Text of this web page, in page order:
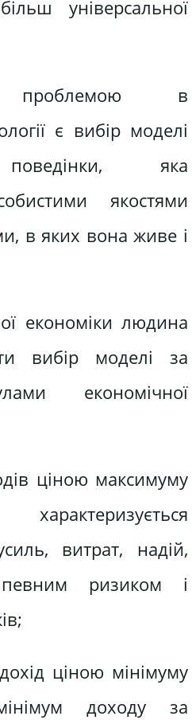
універсальної
проблемою в
є вибір моделі
яка
якостями
в яких вона живе і
економіки людина
вибір моделі за
економічної
ціною максимуму
витрат, надій,
ризиком і
ціною мінімуму
доходу за